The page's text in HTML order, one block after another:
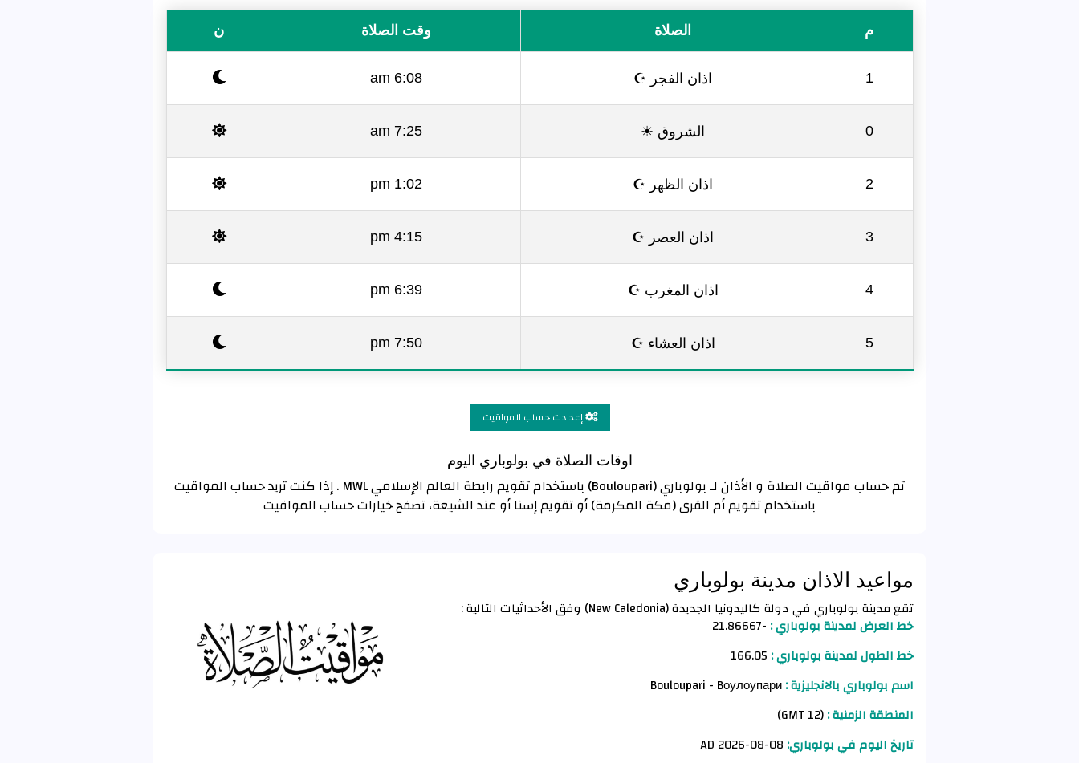
م الصلاة وقت الصلاة ن
1 اذان الفجر ☪ 6:08 am
0 الشروق ☀ 7:25 am
2 اذان الظهر ☪ 1:02 pm
3 اذان العصر ☪ 4:15 pm
4 اذان المغرب ☪ 6:39 pm
5 اذان العشاء ☪ 7:50 pm
إعدادت حساب المواقيت
اوقات الصلاة في بولوباري اليوم
تم حساب مواقيت الصلاة و الأذان لـ بولوباري (Bouloupari) باستخدام تقويم رابطة العالم الإسلامي MWL . إذا كنت تريد حساب المواقيت
باستخدام تقويم أم القرى (مكة المكرمة) أو تقويم إسنا أو عند الشيعة، تصفح خيارات حساب المواقيت
مواعيد الاذان مدينة بولوباري
تقع مدينة بولوباري في دولة كاليدونيا الجديدة (New Caledonia) وفق الأحداثيات التالية :
خط العرض لمدينة بولوباري : -21.86667
خط الطول لمدينة بولوباري :
اسم بولوباري بالانجليزية :
المنطقة الزمنية :(GMT 12)
تاريخ اليوم في بولوباري: